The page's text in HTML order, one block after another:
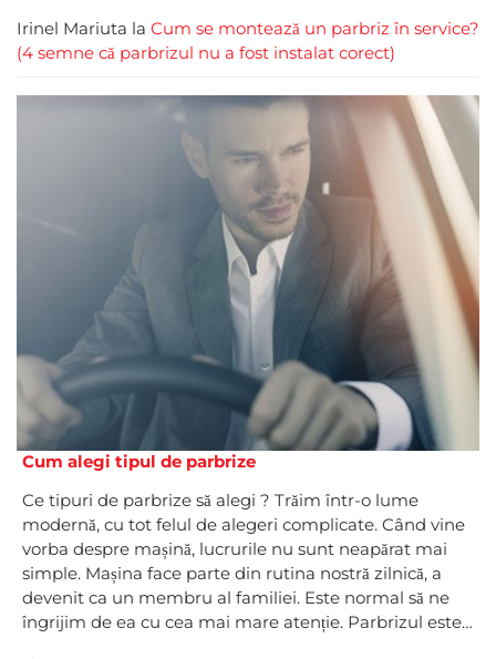
Irinel Mariuta la Cum se montează un parbriz în service?
(4 semne că parbrizul nu a fost instalat corect)
Cum alegi tipul de parbrize
Ce tipuri de parbrize să alegi ? Trăim într-o lume
modernă, cu tot felul de alegeri complicate. Când vine
vorba despre mașină, lucrurile nu sunt neapărat mai
simple. Mașina face parte din rutina nostră zilnică, a
devenit ca un membru al familiei. Este normal să ne
îngrijim de ea cu cea mai mare atenție. Parbrizul este…